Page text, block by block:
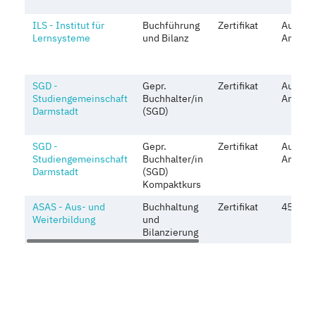
ILS - Institut für
Lernsysteme
Buchführung
und Bilanz
Zertifikat
Auf
Anfrage
SGD -
Studiengemeinschaft
Darmstadt
Gepr.
Buchhalter/in
(SGD)
Zertifikat
Auf
Anfrage
SGD -
Studiengemeinschaft
Darmstadt
Gepr.
Buchhalter/in
(SGD)
Kompaktkurs
Zertifikat
Auf
Anfrage
ASAS - Aus- und
Weiterbildung
Buchhaltung
und
Bilanzierung
Zertifikat 450